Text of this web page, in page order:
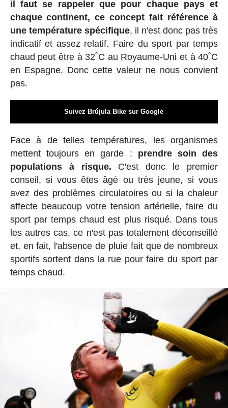
il faut se rappeler que pour chaque pays et
chaque continent, ce concept fait référence à
une température spécifique, il n'est donc pas très
indicatif et assez relatif. Faire du sport par temps
chaud peut être à 32˚C au Royaume-Uni et à 40˚C
en Espagne. Donc cette valeur ne nous convient
pas.
Suivez Brújula Bike sur Google
Face à de telles températures, les organismes
mettent toujours en garde : prendre soin des
populations à risque. C'est donc le premier
conseil, si vous êtes âgé ou très jeune, si vous
avez des problèmes circulatoires ou si la chaleur
affecte beaucoup votre tension artérielle, faire du
sport par temps chaud est plus risqué. Dans tous
les autres cas, ce n'est pas totalement déconseillé
et, en fait, l'absence de pluie fait que de nombreux
sportifs sortent dans la rue pour faire du sport par
temps chaud.